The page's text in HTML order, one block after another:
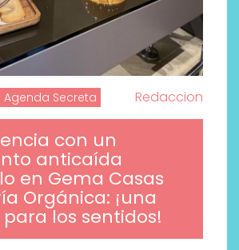
Agenda Secreta Redaccion
con un
anticaída
en Gema Casas
Orgánica: ¡una
los sentidos!